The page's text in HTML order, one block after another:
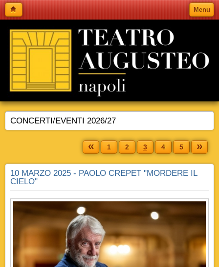
Menu
CONCERTI/EVENTI 2026/27
« 1 2 3 4 5 »
10 MARZO 2025 - PAOLO CREPET "MORDERE IL
CIELO"